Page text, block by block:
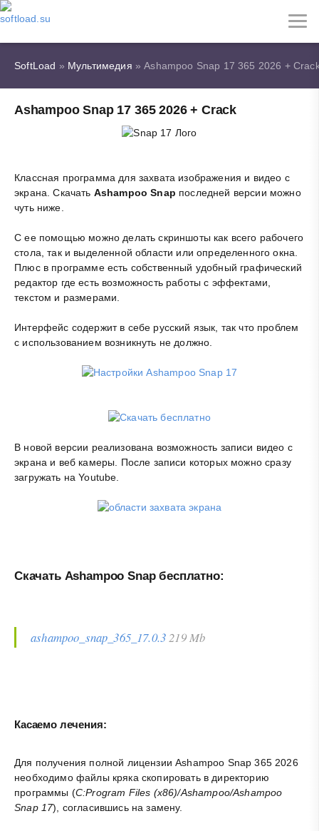
SoftLoad » Мультимедия » Ashampoo Snap 17 365 2026 +
Ashampoo Snap 17 365 2026 + Crack
Классная программа для захвата изображения и видео с
экрана. Скачать Ashampoo Snap последней версии можно
чуть ниже.
С ее помощью можно делать скриншоты как всего рабочего
стола, так и выделенной области или определенного окна.
Плюс в программе есть собственный удобный графический
редактор где есть возможность работы с эффектами,
текстом и размерами.
Интерфейс содержит в себе русский язык, так что проблем
с использованием возникнуть не должно.
В новой версии реализована возможность записи видео с
экрана и веб камеры. После записи которых можно сразу
загружать на Youtube.
Скачать Ashampoo Snap бесплатно:
ashampoo_snap_365_17.0.3219 Mb
Касаемо лечения:
Для получения полной лицензии Ashampoo Snap 365 2026
необходимо файлы кряка скопировать в директорию
программы (C:Program Files (x86)/Ashampoo/Ashampoo
Snap 17), согласившись на замену.